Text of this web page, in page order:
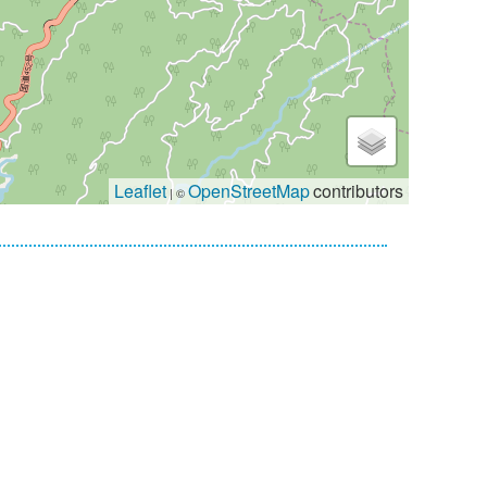
Leaflet| ©OpenStreetMapcontributors